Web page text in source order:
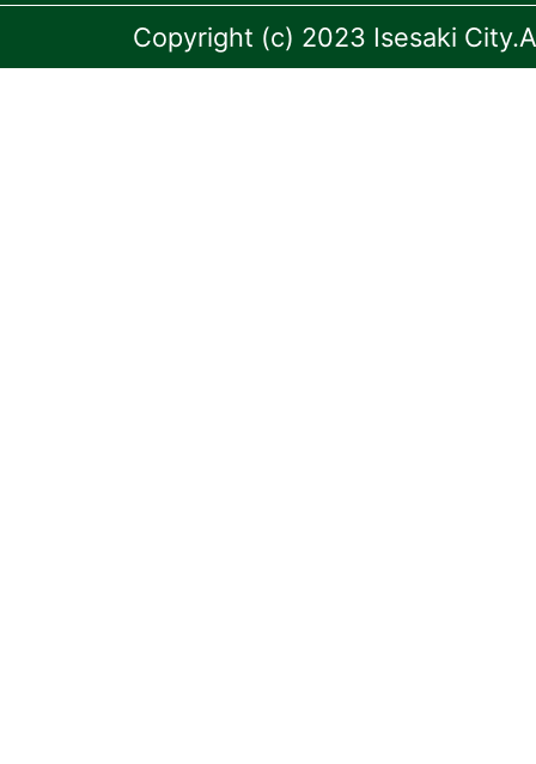
Copyright (c) 2023 Isesaki